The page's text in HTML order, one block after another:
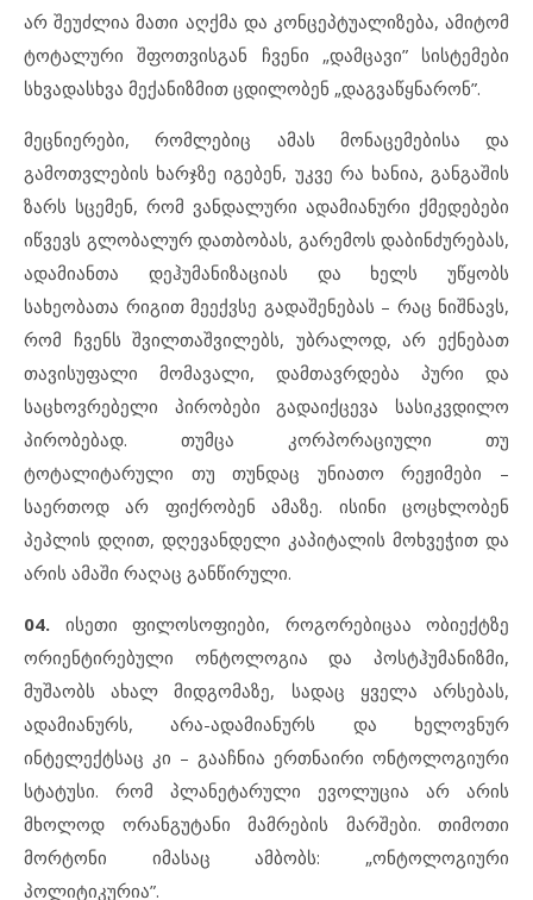
არ შეუძლია მათი აღქმა და კონცეპტუალიზება, ამიტომ
ტოტალური შფოთვისგან ჩვენი „დამცავი” სისტემები
სხვადასხვა მექანიზმით ცდილობენ „დაგვაწყნარონ”.
მეცნიერები, რომლებიც ამას მონაცემებისა და
გამოთვლების ხარჯზე იგებენ, უკვე რა ხანია, განგაშის
ზარს სცემენ, რომ ვანდალური ადამიანური ქმედებები
იწვევს გლობალურ დათბობას, გარემოს დაბინძურებას,
ადამიანთა დეჰუმანიზაციას და ხელს უწყობს
სახეობათა რიგით მეექვსე გადაშენებას – რაც ნიშნავს,
რომ ჩვენს შვილთაშვილებს, უბრალოდ, არ ექნებათ
თავისუფალი მომავალი, დამთავრდება პური და
საცხოვრებელი პირობები გადაიქცევა სასიკვდილო
პირობებად. თუმცა კორპორაციული თუ
ტოტალიტარული თუ თუნდაც უნიათო რეჟიმები –
საერთოდ არ ფიქრობენ ამაზე. ისინი ცოცხლობენ
პეპლის დღით, დღევანდელი კაპიტალის მოხვეჭით და
არის ამაში რაღაც განწირული.
04. ისეთი ფილოსოფიები, როგორებიცაა ობიექტზე
ორიენტირებული ონტოლოგია და პოსტჰუმანიზმი,
მუშაობს ახალ მიდგომაზე, სადაც ყველა არსებას,
ადამიანურს, არა-ადამიანურს და ხელოვნურ
ინტელექტსაც კი – გააჩნია ერთნაირი ონტოლოგიური
სტატუსი. რომ პლანეტარული ევოლუცია არ არის
მხოლოდ ორანგუტანი მამრების მარშები. თიმოთი
მორტონი იმასაც ამბობს: „ონტოლოგიური
პოლიტიკურია”.